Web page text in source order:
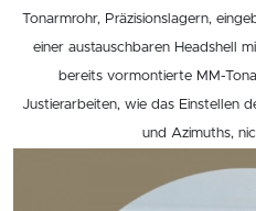
Tonarmrohr, Präzisionslagern,
einer austauschbaren Headshell
bereits vormontierte MM-
Justierarbeiten, wie das Einstellen
und Azimuths,